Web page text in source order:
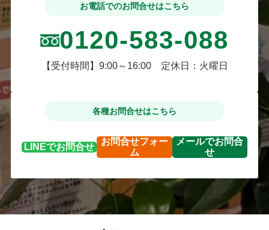
お電話でのお問合せはこちら
0120-583-088
【受付時間】9:00～16:00 定休日：火曜日
各種お問合せはこちら
LINEでお問合せ
お問合せフォー
ム
メールでお問合
せ